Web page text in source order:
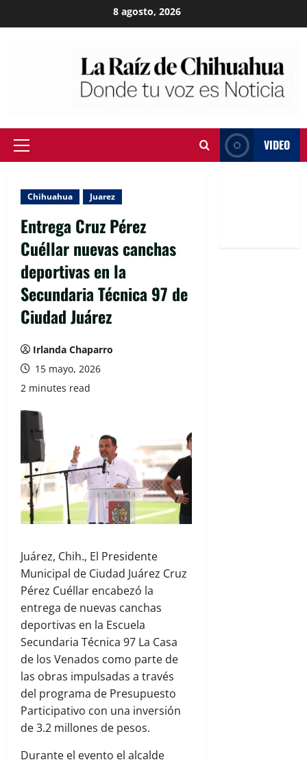
to
8 agosto, 2026
Primary
VIDEO
Chihuahua Juarez
Entrega Cruz Pérez
Cuéllar nuevas canchas
deportivas en la
Secundaria Técnica 97 de
Ciudad Juárez
Irlanda Chaparro
15 mayo, 2026
2 minutes read
Juárez, Chih., El Presidente
Municipal de Ciudad Juárez Cruz
Pérez Cuéllar encabezó la
entrega de nuevas canchas
deportivas en la Escuela
Secundaria Técnica 97 La Casa
de los Venados como parte de
las obras impulsadas a través
del programa de Presupuesto
Participativo con una inversión
de 3.2 millones de pesos.
Durante el evento el alcalde